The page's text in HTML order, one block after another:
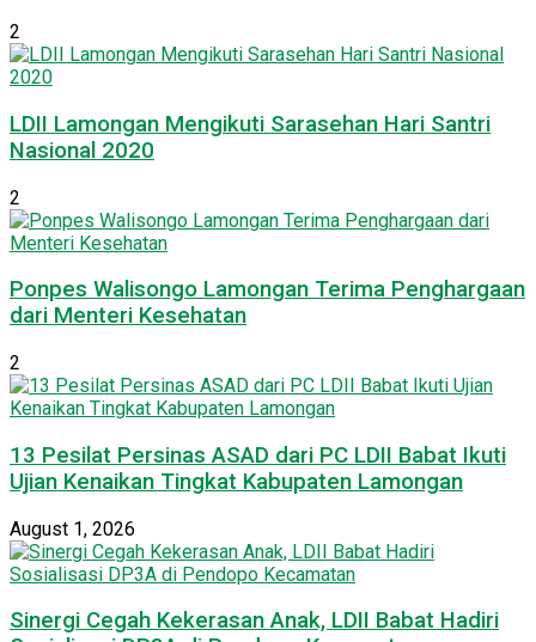
2
LDII Lamongan Mengikuti Sarasehan Hari Santri
Nasional 2020
2
Ponpes Walisongo Lamongan Terima Penghargaan
dari Menteri Kesehatan
2
13 Pesilat Persinas ASAD dari PC LDII Babat Ikuti
Ujian Kenaikan Tingkat Kabupaten Lamongan
August 1, 2026
Sinergi Cegah Kekerasan Anak, LDII Babat Hadiri